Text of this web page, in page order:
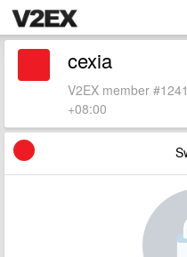
cexia
V2EX member
+08:00